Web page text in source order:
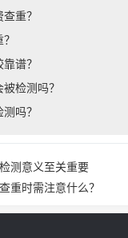
重？
谱？
检测吗？
吗？
测意义至关重要
重时需注意什么？